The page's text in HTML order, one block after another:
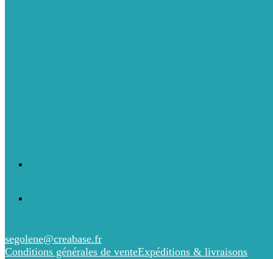
segolene@creabase.fr
Conditions générales de venteExpéditions & livraisons